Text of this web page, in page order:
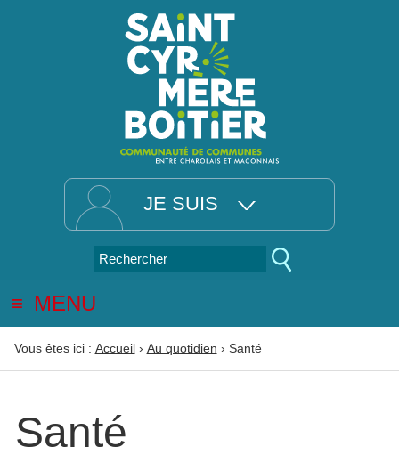
JE SUIS
MENU
Vous êtes ici : Accueil› Au quotidien › Santé
Santé